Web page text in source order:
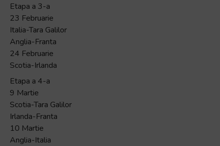
Etapa a 3-a
23 Februarie
Italia-Tara Galilor
Anglia-Franta
24 Februarie
Scotia-Irlanda
Etapa a 4-a
9 Martie
Scotia-Tara Galilor
Irlanda-Franta
10 Martie
Anglia-Italia